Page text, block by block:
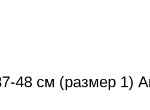
48 см (размер 1)